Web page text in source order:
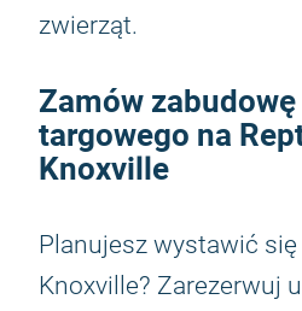
zwierząt.
Zamów
targowego na
Knoxville
Planujesz wystawić
Knoxville? Zarezerwuj